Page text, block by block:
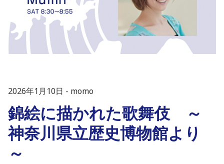
2026年1月10日 momo
錦絵に描かれた歌舞伎 ～
神奈川県立歴史博物館より
～